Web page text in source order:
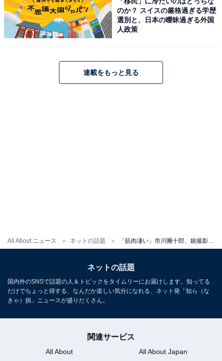
All About ニュース ネットの話題
のか？ スイスの厳格過ぎる学歴
選別と、日本の曖昧過ぎる外国
人政策
連載をもっと見る
ネットの話題
国内外のSNSで話題の人＆トピックをタイムリーにお届けします。知ってる
だけでちょっと得する、なんだか楽しい気分になれる、ネット発「知ら（な
きゃ）損」ニュースが盛りだくさん。
関連サービス
All About
All About Japan